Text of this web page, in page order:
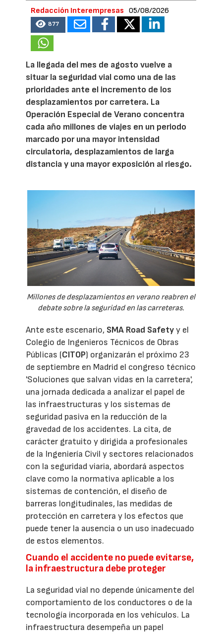
Redacción Interempresas 05/08/2026
877
La llegada del mes de agosto vuelve a
situar la seguridad vial como una de las
prioridades ante el incremento de los
desplazamientos por carretera. La
Operación Especial de Verano concentra
cada año millones de viajes en un periodo
marcado por una mayor intensidad
circulatoria, desplazamientos de larga
distancia y una mayor exposición al riesgo.
Millones de desplazamientos en verano reabren el
debate sobre la seguridad en las carreteras.
Ante este escenario, SMA Road Safetyy el
Colegio de Ingenieros Técnicos de Obras
Públicas (CITOP) organizarán el próximo 23
de septiembre en Madrid el congreso técnico
'Soluciones que salvan vidas en la carretera',
una jornada dedicada a analizar el papel de
las infraestructuras y los sistemas de
seguridad pasiva en la reducción de la
gravedad de los accidentes. La cita, de
carácter gratuito y dirigida a profesionales
de la Ingeniería Civil y sectores relacionados
con la seguridad viaria, abordará aspectos
clave como la normativa aplicable a los
sistemas de contención, el diseño de
barreras longitudinales, las medidas de
protección en carretera y los efectos que
puede tener la ausencia o un uso inadecuado
de estos elementos.
Cuando el accidente no puede evitarse,
la infraestructura debe proteger
La seguridad vial no depende únicamente del
comportamiento de los conductores o de la
tecnología incorporada en los vehículos. La
infraestructura desempeña un papel